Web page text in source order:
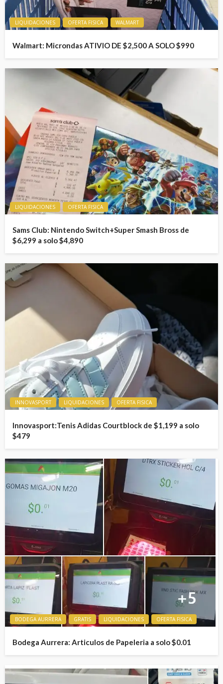
LIQUIDACIONES OFERTA FISICA WALMART
Walmart: Microndas ATIVIO DE $2,500 A SOLO $990
LIQUIDACIONES OFERTA FISICA
Sams Club: Nintendo Switch+Super Smash Bross de
$6,299 a solo $4,890
INNOVASPORT LIQUIDACIONES OFERTA FISICA
Innovasport:Tenis Adidas Courtblock de $1,199 a solo
$479
BODEGA AURRERA GRATIS LIQUIDACIONES OFERTA FISICA
Bodega Aurrera: Articulos de Papeleria a solo $0.01